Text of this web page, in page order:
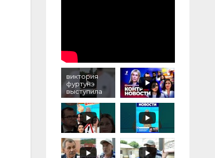
виктория
фуртунэ
выступила
против
уничтожени
я
памятников
героям
победы над
нацизмом